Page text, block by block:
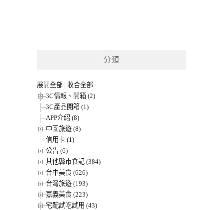
分類
展開全部 | 收合全部
3C情報、開箱 (2)
3C產品開箱 (1)
APP介紹 (8)
中國旅遊 (8)
信用卡 (1)
公告 (6)
其他縣市食記 (384)
台中美食 (626)
台灣旅遊 (193)
嘉義美食 (223)
宅配試吃試用 (43)